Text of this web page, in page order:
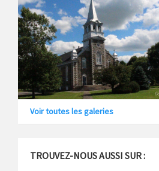
Voir toutes les galeries
TROUVEZ-NOUS AUSSI SUR :